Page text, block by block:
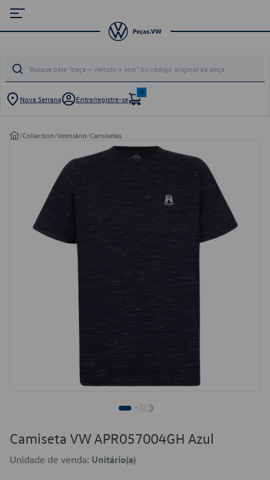
Nova Serrana Entre/registre-se
0
/Collection/Vestuário/Camisetas
Camiseta VW APR057004GH Azul
Unidade de venda: Unitário(a)